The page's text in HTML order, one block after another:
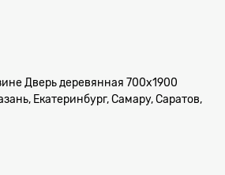
Дверь деревянная 700х1900
Екатеринбург, Самару, Саратов,